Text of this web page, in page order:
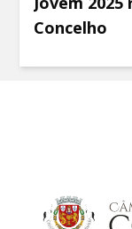
Concelho